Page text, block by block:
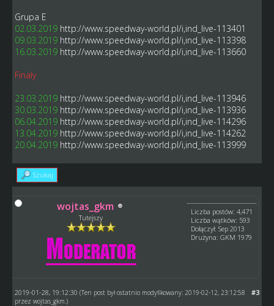
Grupa E
02.03.2019 http://www.speedway-world.pl/i,ind_live-113401
09.03.2019 http://www.speedway-world.pl/i,ind_live-113398
16.03.2019 http://www.speedway-world.pl/i,ind_live-113660
Finały
23.03.2019 http://www.speedway-world.pl/i,ind_live-113946
30.03.2019 http://www.speedway-world.pl/i,ind_live-113936
06.04.2019 http://www.speedway-world.pl/i,ind_live-114296
13.04.2019 http://www.speedway-world.pl/i,ind_live-114262
20.04.2019 http://www.speedway-world.pl/i,ind_live-113999
Szukaj
wojtas_gkm
Tutejszy
Liczba postów: 4,471
Liczba wątków: 593
Dołączył: Sep 2013
Drużyna: GKM 1979
#3
2019-01-28, 19:12:30 (Ten post był ostatnio modyfikowany: 2019-02-12, 23:12:58
przez wojtas_gkm .)